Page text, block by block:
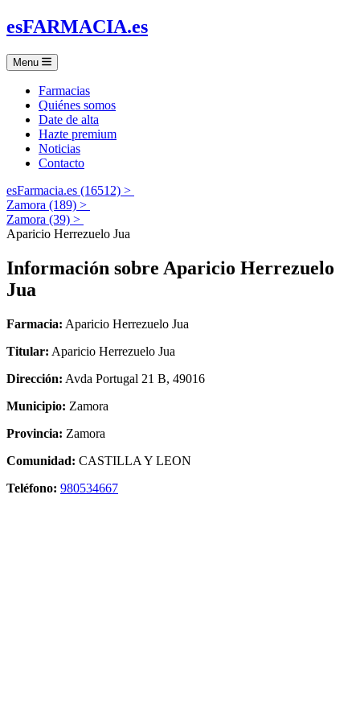
esFARMACIA.es
Menu
Farmacias
Quiénes somos
Date de alta
Hazte premium
Noticias
Contacto
esFarmacia.es (16512) >
Zamora (189) >
Zamora (39) >
Aparicio Herrezuelo Jua
Información sobre Aparicio Herrezuelo
Jua
Farmacia: Aparicio Herrezuelo Jua
Titular: Aparicio Herrezuelo Jua
Dirección: Avda Portugal 21 B, 49016
Municipio: Zamora
Provincia: Zamora
Comunidad: CASTILLA Y LEON
Teléfono: 980534667